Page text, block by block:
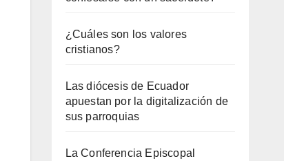
¿Cuáles son los valores
cristianos?
Las diócesis de Ecuador
apuestan por la digitalización de
sus parroquias
La Conferencia Episcopal